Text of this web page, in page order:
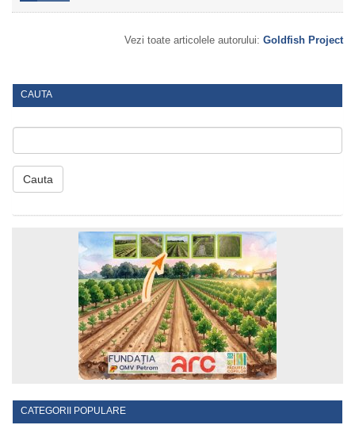
Vezi toate articolele autorului: Goldfish Project
CAUTA
Cauta
CATEGORII POPULARE